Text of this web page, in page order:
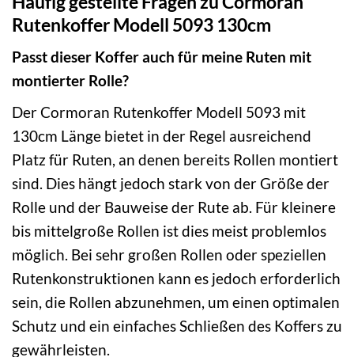
Rutenkoffer Modell 5093 130cm
Passt dieser Koffer auch für meine Ruten mit
montierter Rolle?
Der Cormoran Rutenkoffer Modell 5093 mit
130cm Länge bietet in der Regel ausreichend
Platz für Ruten, an denen bereits Rollen montiert
sind. Dies hängt jedoch stark von der Größe der
Rolle und der Bauweise der Rute ab. Für kleinere
bis mittelgroße Rollen ist dies meist problemlos
möglich. Bei sehr großen Rollen oder speziellen
Rutenkonstruktionen kann es jedoch erforderlich
sein, die Rollen abzunehmen, um einen optimalen
Schutz und ein einfaches Schließen des Koffers zu
gewährleisten.